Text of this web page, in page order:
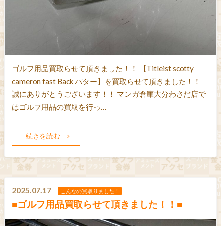
ゴルフ用品買取らせて頂きました！！ 【Titleist scotty
cameron fast Back パター】を買取らせて頂きました！！
誠にありがとうございます！！ マンガ倉庫大分わさだ店で
はゴルフ用品の買取を行っ…
続きを読む
2025.07.17 こんなの買取りました！
■ゴルフ用品買取らせて頂きました！！■